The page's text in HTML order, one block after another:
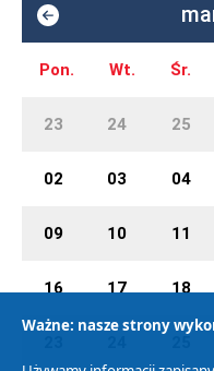
Pon. Wt. Śr.
23 24 25
02 03 04
09 10 11
16 17 18
Ważne: nasze strony